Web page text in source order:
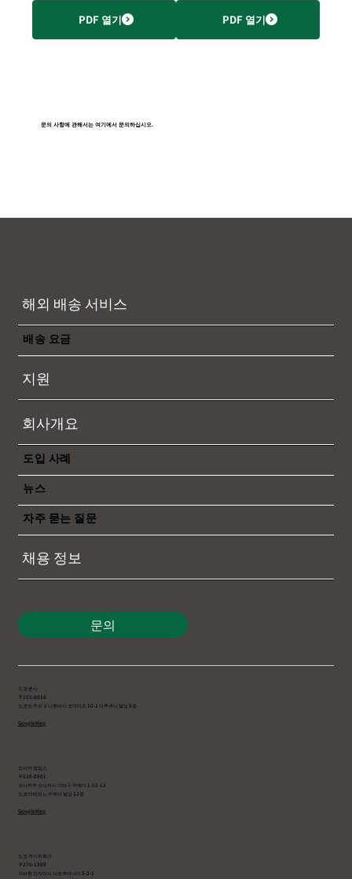
PDF 열기 PDF 열기
문의 사항에 관해서는 여기에서 문의하십시오.
해외 배송 서비스
배송 요금
지원
회사개요
도입 사례
뉴스
자주 묻는 질문
채용 정보
문의
도쿄 본사
〒103-0016
도쿄도 주오구 니혼바시 코아미초 10-2 마루쿠니 빌딩 5층
Google Map
오사카 영업소
〒530-0001
오사카부 오사카시 기타구 우메다 1-12-12
도쿄 타테모노 우메다 빌딩 12층
Google Map
도쿄 게이트웨이
〒270-1369
치바현 인자이시 시코쿠미나미 5-3-1